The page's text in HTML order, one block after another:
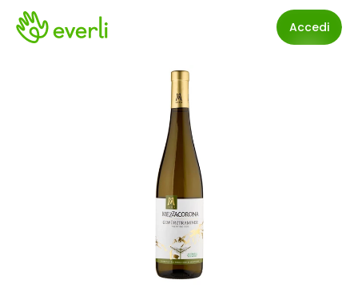
Accedi